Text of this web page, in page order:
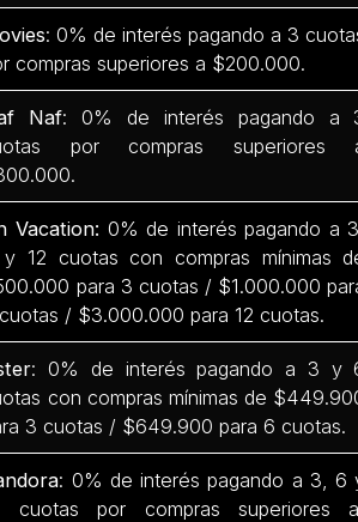
: 0% de interés pagando a 3
compras superiores a $200.000.
Naf: 0% de interés pagando a
por compras superiores
Vacation: 0% de interés pagando a
12 cuotas con compras mínimas
para 3 cuotas / $1.000.000
/ $3.000.000 para 12 cuotas.
: 0% de interés pagando a 3 y
con compras mínimas de
3 cuotas / $649.900 para 6 cuotas.
: 0% de interés pagando a 3, 6
cuotas por compras superiores